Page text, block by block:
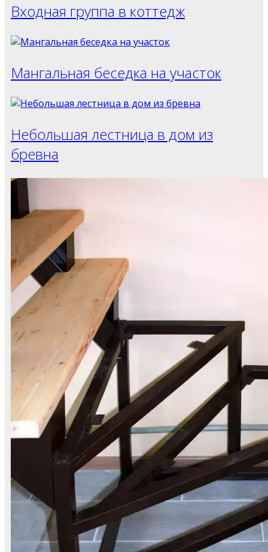
Входная группа в коттедж
Мангальная беседка на участок
Небольшая лестница в дом из
бревна